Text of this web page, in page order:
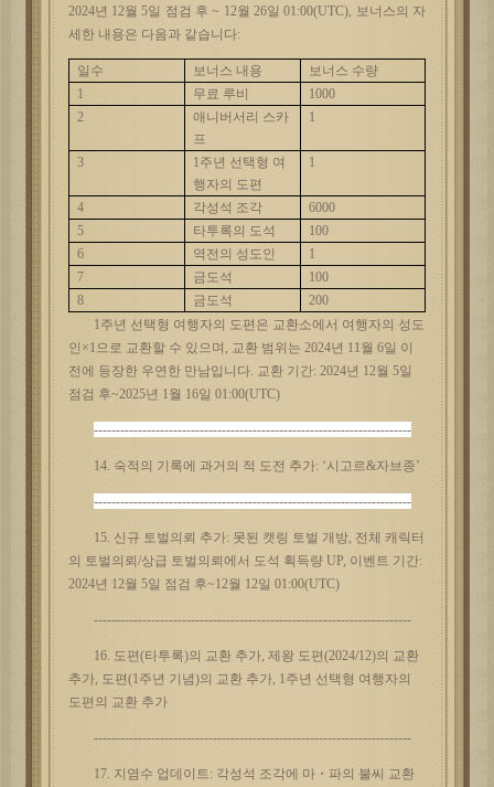
2024년 12월 5일 점검 후 ~ 12월 26일 01:00(UTC), 보너스의 자
세한 내용은 다음과 같습니다:
일수 보너스 내용 보너스 수량
1
무료 루비
1000
2
애니버서리 스카
프
1
3
1주년 선택형 여
행자의 도편
1
4 각성석 조각
6000
5
타투록의 도석
100
6
역전의 성도인
1
7
금도석
100
8
금도석
200
1주년 선택형 여행자의 도편은 교환소에서 여행자의 성도
인×1으로 교환할 수 있으며, 교환 범위는 2024년 11월 6일 이
전에 등장한 우연한 만남입니다. 교환 기간: 2024년 12월 5일
점검 후~2025년 1월 16일 01:00(UTC)
------------------------------------------------------------------------
14. 숙적의 기록에 과거의 적 도전 추가: ‘시고르&자브종’
------------------------------------------------------------------------
15. 신규 토벌의뢰 추가: 못된 캣링 토벌 개방, 전체 캐릭터
의 토벌의뢰/상급 토벌의뢰에서 도석 획득량 UP, 이벤트 기간:
2024년 12월 5일 점검 후~12월 12일 01:00(UTC)
------------------------------------------------------------------------
16. 도편(타투록)의 교환 추가, 제왕 도편(2024/12)의 교환
추가, 도편(1주년 기념)의 교환 추가, 1주년 선택형 여행자의
도편의 교환 추가
------------------------------------------------------------------------
17. 지염수 업데이트: 각성석 조각에 마・파의 불씨 교환